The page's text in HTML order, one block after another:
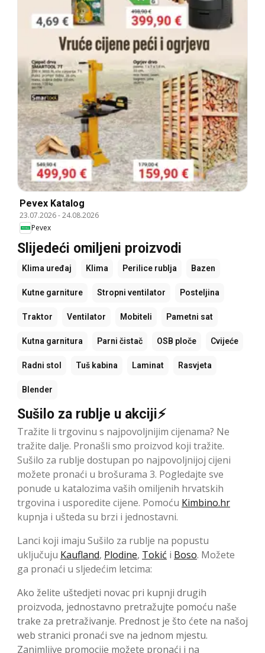
Pevex Katalog
23.07.2026-24.08.2026
Pevex
Slijedeći omiljeni proizvodi
Klima uređaj Klima Perilice rublja Bazen
Kutne garniture Stropni ventilator Posteljina
Traktor Ventilator Mobiteli Pametni sat
Kutna garnitura Parni čistač OSB ploče Cvijeće
Radni stol Tuš kabina Laminat Rasvjeta
Blender
Sušilo za rublje u akciji⚡
Tražite li trgovinu s najpovoljnijim cijenama? Ne
tražite dalje. Pronašli smo proizvod koji tražite.
Sušilo za rublje dostupan po najpovoljnijoj cijeni
možete pronaći u brošurama 3. Pogledajte sve
ponude u katalozima vaših omiljenih hrvatskih
trgovina i usporedite cijene. Pomoću Kimbino.hr
kupnja i ušteda su brzi i jednostavni.
Lanci koji imaju Sušilo za rublje na popustu
uključuju Kaufland, Plodine, Tokić i Boso. Možete
ga pronaći u sljedećim letcima:
Ako želite uštedjeti novac pri kupnji drugih
proizvoda, jednostavno pretražujte pomoću naše
trake za pretraživanje. Prednost je što ćete na našoj
web stranici pronaći sve na jednom mjestu.
Zanimljive promocije možete pronaći i na